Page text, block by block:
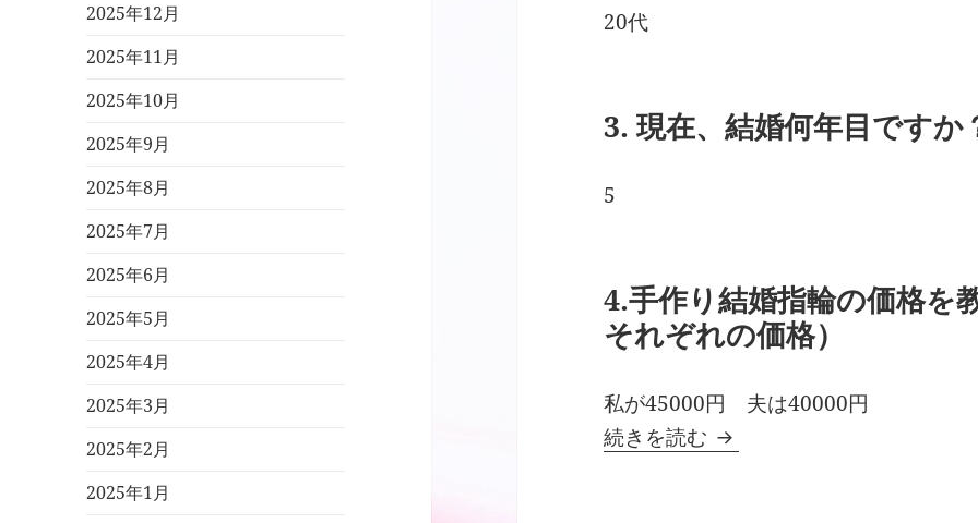
2025年12月
2025年11月
2025年10月
2025年9月
2025年8月
2025年7月
2025年6月
2025年5月
2025年4月
2025年3月
2025年2月
2025年1月
20代
3. 現在、結婚何年目ですか
5
4.手作り結婚指輪の価格を
それぞれの価格）
私が45000円 夫は40000円
続きを読む 結婚指輪手作り口コミ「手